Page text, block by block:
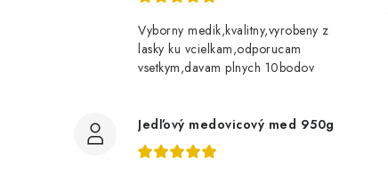
Vyborny medik,kvalitny,vyrobeny z
lasky ku vcielkam,odporucam
vsetkym,davam plnych 10bodov
Jedľový medovicový med 950g